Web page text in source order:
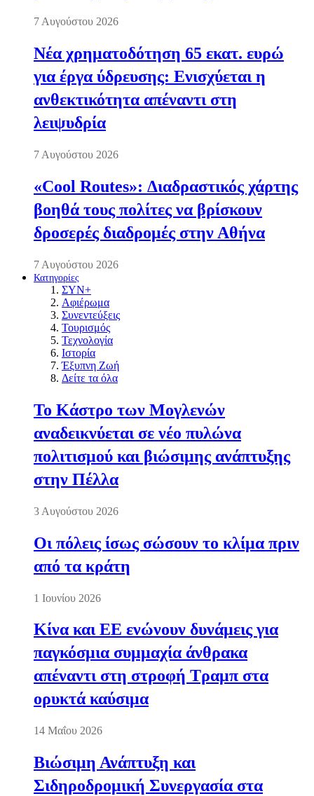
7 Αυγούστου 2026
Νέα χρηματοδότηση 65 εκατ. ευρώ
για έργα ύδρευσης: Ενισχύεται η
ανθεκτικότητα απέναντι στη
λειψυδρία
7 Αυγούστου 2026
«Cool Routes»: Διαδραστικός χάρτης
βοηθά τους πολίτες να βρίσκουν
δροσερές διαδρομές στην Αθήνα
7 Αυγούστου 2026
Κατηγορίες
ΣΥΝ+
Αφιέρωμα
Συνεντεύξεις
Τουρισμός
Τεχνολογία
Ιστορία
Έξυπνη Ζωή
Δείτε τα όλα
Το Κάστρο των Μογλενών
αναδεικνύεται σε νέο πυλώνα
πολιτισμού και βιώσιμης ανάπτυξης
στην Πέλλα
3 Αυγούστου 2026
Οι πόλεις ίσως σώσουν το κλίμα πριν
από τα κράτη
1 Ιουνίου 2026
Κίνα και ΕΕ ενώνουν δυνάμεις για
παγκόσμια συμμαχία άνθρακα
απέναντι στη στροφή Τραμπ στα
ορυκτά καύσιμα
14 Μαΐου 2026
Βιώσιμη Ανάπτυξη και
Σιδηροδρομική Συνεργασία στα